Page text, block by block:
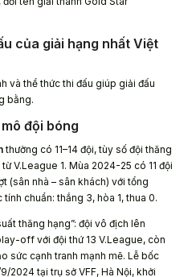
của giải hạng nhất Việt
và thể thức thi đấu giúp giải đấu
bằng.
đội bóng
thường có 11–14 đội, tùy số đội thăng
V.League 1. Mùa 2024-25 có 11 đội
(sân nhà – sân khách) với tổng
chuẩn: thắng 3, hòa 1, thua 0.
thăng hạng”: đội vô địch lên
off với đội thứ 13 V.League, còn
sức cạnh tranh mạnh mẽ. Lễ bốc
2024 tại trụ sở VFF, Hà Nội, khởi